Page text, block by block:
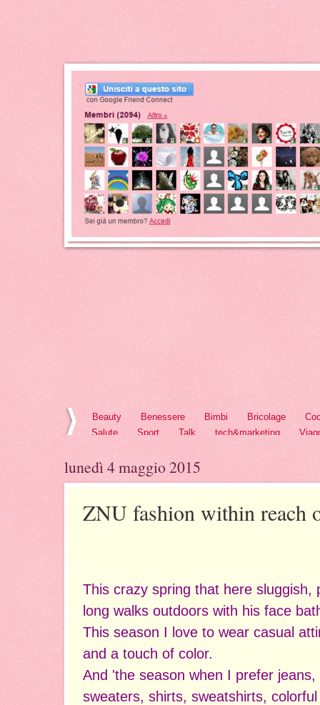
Beauty Benessere Bimbi Bricolage
Salute
Sport Talk tech&marketing
lunedì 4 maggio 2015
ZNU fashion within reach
This crazy spring that here sluggish,
long walks outdoors with his face
This season I love to wear casual
and a touch of color.
And 'the season when I prefer
sweaters, shirts, sweatshirts,